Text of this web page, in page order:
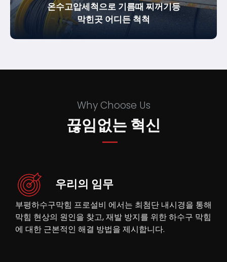
온수고압세척으로 기름때 찌꺼기등
막힌곳 어디든 척척
Why Choose Us
끊임없는 혁신
우리의 임무
부평하수구막힘 프로설비 에서는 최첨단 내시경을 통해
막힘 현상의 원인을 찾고, 재발 방지를 위한 하수구 막힘
에 대한 근본적인 해결 방법을 제시합니다.